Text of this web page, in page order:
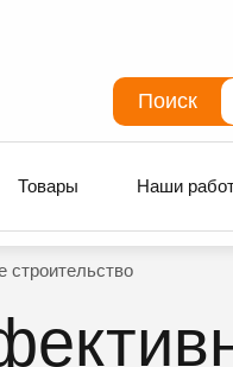
Поиск
Товары Наши
строительство